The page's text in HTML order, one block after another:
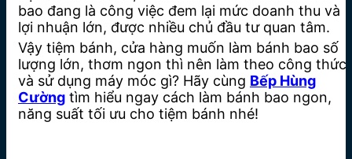
bao đang là công việc đem lại mức doanh thu và
lợi nhuận lớn, được nhiều chủ đầu tư quan tâm.
Vậy tiệm bánh, cửa hàng muốn làm bánh bao số
lượng lớn, thơm ngon thì nên làm theo công thức
và sử dụng máy móc gì? Hãy cùng Bếp Hùng
Cường tìm hiểu ngay cách làm bánh bao ngon,
năng suất tối ưu cho tiệm bánh nhé!